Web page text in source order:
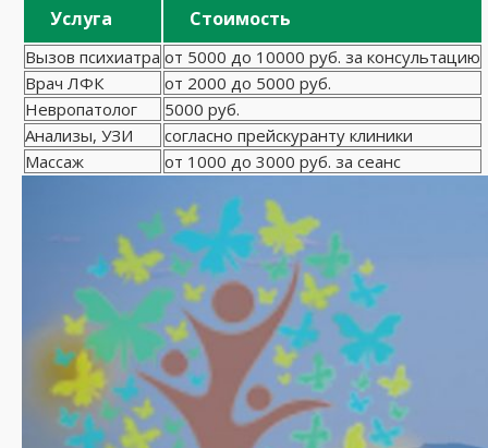
Услуга Стоимость
Вызов психиатра от 5000 до 10000 руб. за консультацию
Врач ЛФК
от 2000 до 5000 руб.
Невропатолог
5000 руб.
Анализы, УЗИ
согласно прейскуранту клиники
Массаж
от 1000 до 3000 руб. за сеанс